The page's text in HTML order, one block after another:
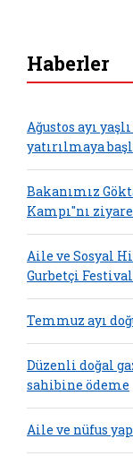
Haberler
Ağustos ayı
yatırılmaya
Bakanımız
Kampı"nı
Aile ve Sosyal
Gurbetçi
Temmuz ayı
Düzenli doğal
sahibine ödeme
Aile ve nüfus